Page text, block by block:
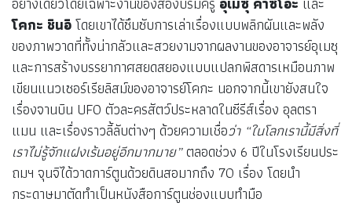
โคกะ ชินอิโดยเขาได้ซึมซับการเล่าเรื่องแบบพลิกผันและพลัง
ของภาพวาดที่ทั้งน่ากลัวและสวยงามจากผลงานของอาจารย์อุเมซุ
และการสร้างบรรยากาศสยดสยองแบบแปลกพิสดารเหมือนภาพ
เขียนแนวเซอร์เรียลิสม์ของอาจารย์โคกะ นอกจากนี้เขายังสนใจ
เรื่องจานบิน UFO ตัวละครสัตว์ประหลาดในซีรีส์เรื่อง อุลตรา
แมน และเรื่องราวลี้ลับต่างๆ ด้วยความเชื่อว่า “ในโลกเรานี้มีสิ่งที่
เราไม่รู้จักแฝงเร้นอยู่อีกมากมาย”ตลอดช่วง 6 ปีในโรงเรียนประ
ถมฯ จุนจิได้วาดการ์ตูนด้วยดินสอมากถึง 70 เรื่อง โดยนำ
กระดาษมาตัดทำเป็นหนังสือการ์ตูนช่องแบบทำมือ